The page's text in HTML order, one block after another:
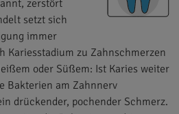
zerstört
setzt sich
immer
Kariesstadium zu Zahnschmerzen
oder Süßem: Ist Karies weiter
Bakterien am Zahnnerv
drückender, pochender Schmerz.